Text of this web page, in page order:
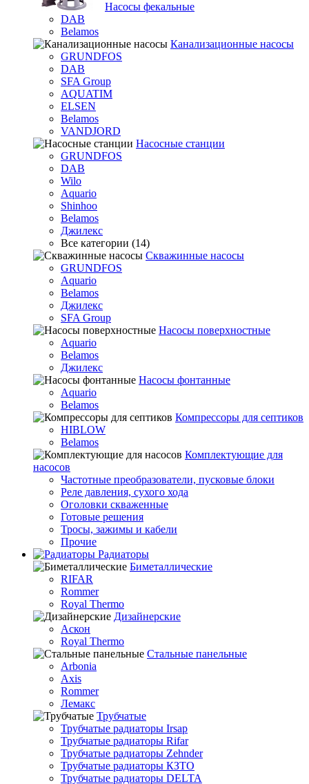
Насосы фекальные
DAB
Belamos
Канализационные насосы
GRUNDFOS
DAB
SFA Group
AQUATIM
ELSEN
Belamos
VANDJORD
Насосные станции
GRUNDFOS
DAB
Wilo
Aquario
Shinhoo
Belamos
Джилекс
Все категории (14)
Скважинные насосы
GRUNDFOS
Aquario
Belamos
Джилекс
SFA Group
Насосы поверхностные
Aquario
Belamos
Джилекс
Насосы фонтанные
Aquario
Belamos
Компрессоры для септиков
HIBLOW
Belamos
Комплектующие для
насосов
Частотные преобразователи, пусковые блоки
Реле давления, сухого хода
Оголовки скваженные
Готовые решения
Тросы, зажимы и кабели
Прочие
Радиаторы
Биметаллические
RIFAR
Rommer
Royal Thermo
Дизайнерские
Аскон
Royal Thermo
Стальные панельные
Arbonia
Axis
Rommer
Лемакс
Трубчатые
Трубчатые радиаторы Irsap
Трубчатые радиаторы Rifar
Трубчатые радиаторы Zehnder
Трубчатые радиаторы КЗТО
Трубчатые радиаторы DELTA